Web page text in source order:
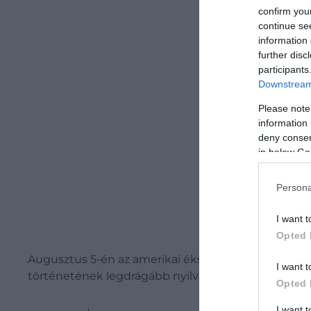
confirm
continue
information
further
Please
information
deny
in below
I want
Opted
I want
Opted
Augusztus 5-én az amerikai ékszeróriás egy
történetének legdrágább nyilvános eladása lehet.